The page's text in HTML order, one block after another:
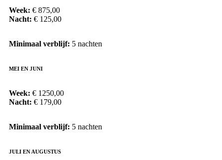
Week: € 875,00
Nacht: € 125,00
Minimaal verblijf: 5 nachten
MEI EN JUNI
Week: € 1250,00
Nacht: € 179,00
Minimaal verblijf: 5 nachten
JULI EN AUGUSTUS